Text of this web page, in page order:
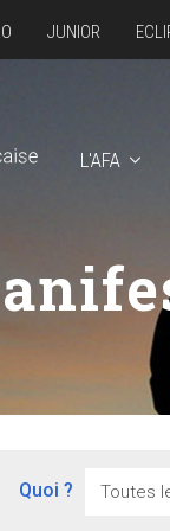
L'AFA
JUNIOR
Quoi ?